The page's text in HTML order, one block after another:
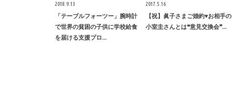
2018.9.13
「テーブルフォーツー」腕時計
で世界の貧困の子供に学校給食
を届ける支援プロ…
2017.5.16
【祝】眞子さまご婚約♥お相手の
小室圭さんとは❝意見交換会❞…